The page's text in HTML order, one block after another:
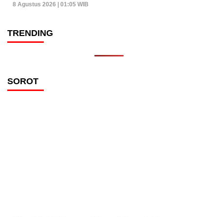
8 Agustus 2026 | 01:05 WIB
TRENDING
SOROT